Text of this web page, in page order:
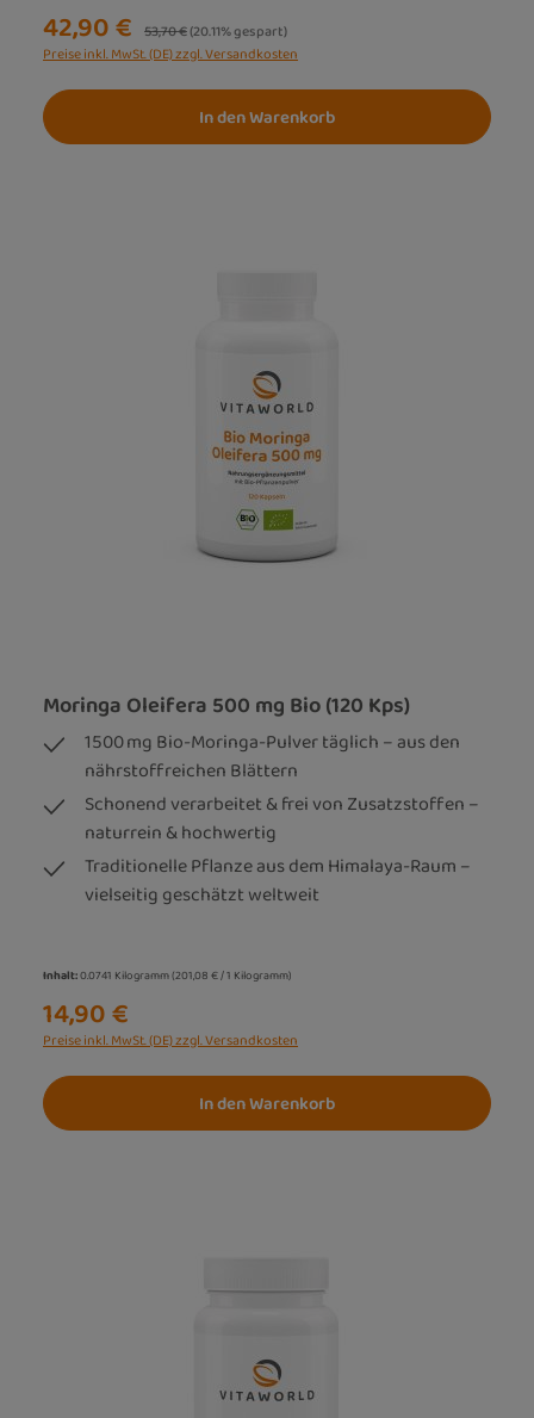
42,90 € Regulärer Preis:
53,70 €(20.11% gespart)
Preise inkl. MwSt. (DE) zzgl. Versandkosten
In den Warenkorb
Moringa Oleifera 500 mg Bio (120 Kps)
1500 mg Bio-Moringa-Pulver täglich – aus den
nährstoffreichen Blättern
Schonend verarbeitet & frei von Zusatzstoffen –
naturrein & hochwertig
Traditionelle Pflanze aus dem Himalaya-Raum –
vielseitig geschätzt weltweit
Inhalt:0.0741 Kilogramm(201,08 € / 1 Kilogramm)
14,90 €
Preise inkl. MwSt. (DE) zzgl. Versandkosten
In den Warenkorb